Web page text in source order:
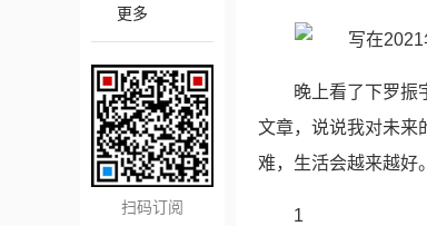
更多
扫码订阅
晚上看了下罗振
文章，说说我对未来
难，生活会越来越好。
1